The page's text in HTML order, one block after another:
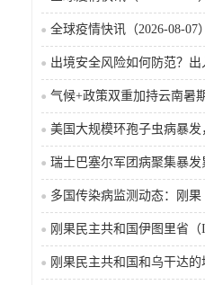
全球疫情快讯（2026-08-07）